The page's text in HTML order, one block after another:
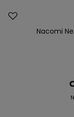
Nacomi